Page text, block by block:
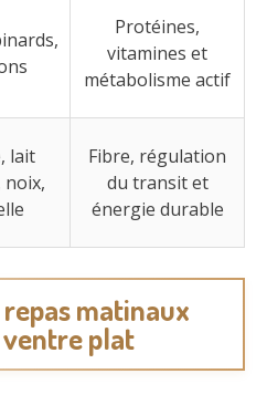
Protéines,
vitamines et
métabolisme actif
lait
noix,
Fibre, régulation
du transit et
énergie durable
matinaux
plat